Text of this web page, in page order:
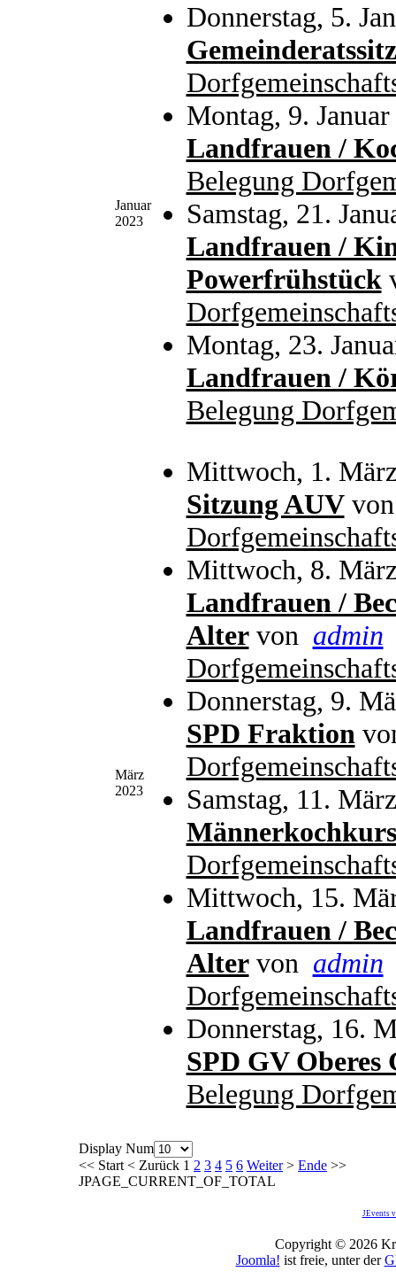
Januar
2023
Donnerstag, 5.
Montag, 9.
Landfrauen /
Belegung
Samstag, 21.
Landfrauen /
Powerfrühstück
Montag, 23.
Landfrauen /
Belegung
März
2023
Mittwoch, 1.
Sitzung AUV
Mittwoch, 8.
Landfrauen /
Altervon admin
Donnerstag, 9.
SPD Fraktion
Samstag, 11.
Männerkochkurs
Mittwoch, 15.
Landfrauen /
Altervon admin
Donnerstag, 16.
SPD GV Oberes
Belegung
Display Num
<< Start < Zurück 1 2 3 4 5 6 Weiter> Ende >>
JPAGE_CURRENT_OF_TOTAL
JEvents
Copyright © 2026
Joomla! ist freie, unter der